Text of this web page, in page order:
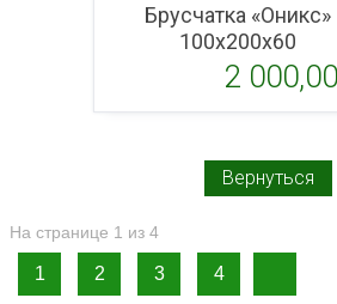
Брусчатка «Оникс»
100x200х60
2
Вернуться
На странице 1 из 4
1 2 3 4